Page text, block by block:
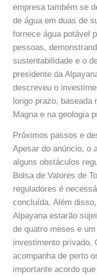
empresa também se
de água em duas de
fornece água potável
pessoas,
sustentabilidade e o
presidente da
descreveu o
longo prazo, baseada
Magna e na geologia
Próximos passos e
Apesar do anúncio, o
alguns obstáculos
Bolsa de Valores de
reguladores é
concluída. Além
Alpayana estarão
de quatro meses e
investimento privado.
acompanha de perto
importante acordo